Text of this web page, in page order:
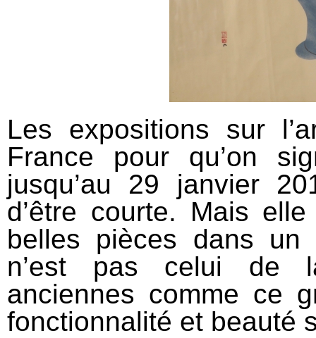
Les expositions sur
France pour qu’on
jusqu’au 29 janvier
d’être courte. Mais
belles pièces dans
n’est pas celui de
anciennes comme ce
fonctionnalité et beauté